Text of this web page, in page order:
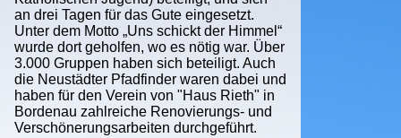
an drei Tagen für das Gute eingesetzt.
Unter dem Motto „Uns schickt der Himmel“
wurde dort geholfen, wo es nötig war. Über
3.000 Gruppen haben sich beteiligt. Auch
die Neustädter Pfadfinder waren dabei und
haben für den Verein von "Haus Rieth" in
Bordenau zahlreiche Renovierungs- und
Verschönerungsarbeiten durchgeführt.